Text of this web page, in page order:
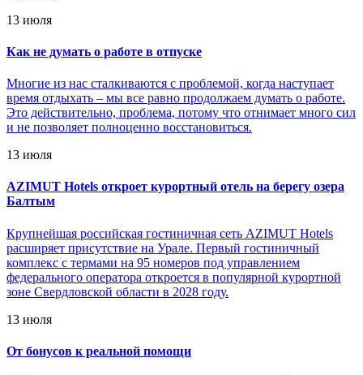
13 июля
Как не думать о работе в отпуске
Многие из нас сталкиваются с проблемой, когда наступает
время отдыхать – мы все равно продолжаем думать о работе.
Это действительно, проблема, потому что отнимает много сил
и не позволяет полноценно восстановиться.
13 июля
AZIMUT Hotels откроет курортный отель на берегу озера
Балтым
Крупнейшая российская гостиничная сеть AZIMUT Hotels
расширяет присутствие на Урале. Первый гостиничный
комплекс с термами на 95 номеров под управлением
федерального оператора откроется в популярной курортной
зоне Свердловской области в 2028 году.
13 июля
От бонусов к реальной помощи